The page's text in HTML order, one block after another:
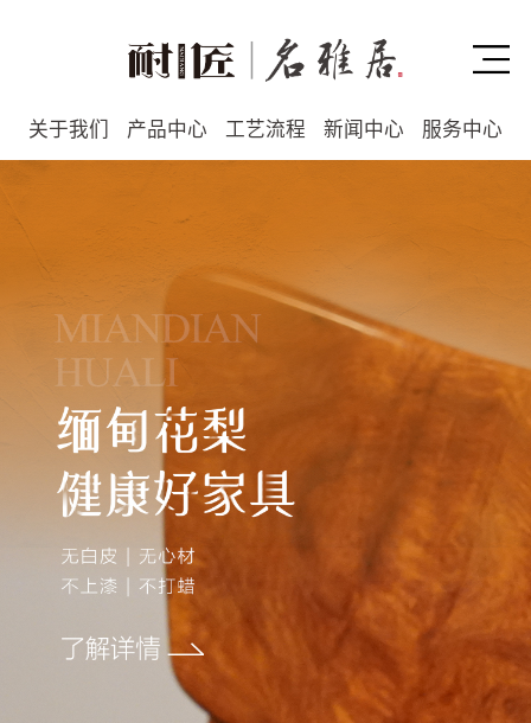
关于我们 产品中心 工艺流程 新闻中心 服务中心